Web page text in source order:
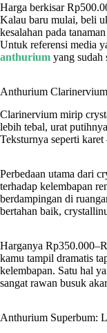
Harga berkisar
Kalau baru mulai, beli
kesalahan pada
Untuk referensi media
anthurium yang sudah
Anthurium
Clarinervium mirip
lebih tebal, urat
Teksturnya seperti
Perbedaan utama dari
terhadap kelembapan
berdampingan di
bertahan baik,
Harganya
kamu tampil dramatis
kelembapan. Satu hal
sangat rawan busuk
Anthurium Superbum: